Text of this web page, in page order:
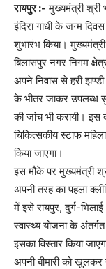
रायपुर :- मुख्यमंत्री श्री
इंदिरा गांधी के जन्म
शुभारंभ किया।
बिलासपुर नगर निगम
अपने निवास से हरी
के भीतर जाकर उपलब्ध
की जांच भी करायी। इस
चिकित्सकीय स्टाफ
किया जाएगा।
इस मौके पर मुख्यमंत्री
अपनी तरह का पहला
में इसे रायपुर, दुर्ग-
स्वास्थ्य योजना के
इसका विस्तार किया
अपनी बीमारी को खुलकर